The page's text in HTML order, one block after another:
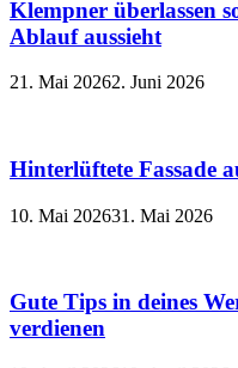
Klempner überlassen
Ablauf aussieht
21. Mai 20262. Juni 2026
Hinterlüftete Fassade
10. Mai 202631. Mai 2026
Gute Tips in deines
verdienen